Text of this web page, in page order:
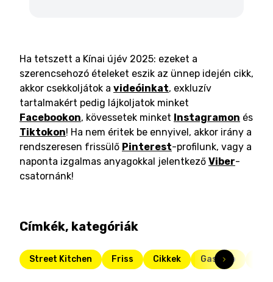
Ha tetszett a Kínai újév 2025: ezeket a
szerencsehozó ételeket eszik az ünnep idején cikk,
akkor csekkoljátok a videóinkat, exkluzív
tartalmakért pedig lájkoljatok minket
Facebookon, kövessetek minket Instagramon és
Tiktokon! Ha nem éritek be ennyivel, akkor irány a
rendszeresen frissülő Pinterest-profilunk, vagy a
naponta izgalmas anyagokkal jelentkező Viber-
csatornánk!
Címkék, kategóriák
Street Kitchen Friss Cikkek Gasztro